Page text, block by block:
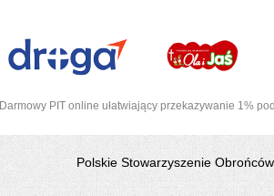
Darmowy PIT online ułatwiający przekazywanie 1%
Polskie Stowarzyszenie